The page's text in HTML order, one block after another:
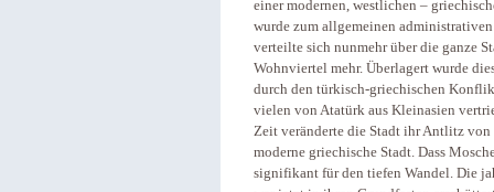
einer modernen, westlichen –
wurde zum allgemeinen
verteilte sich nunmehr über die ganze
Wohnviertel mehr. Überlagert wurde
durch den türkisch-griechischen
vielen von Atatürk aus Kleinasien
Zeit veränderte die Stadt ihr Antlitz
moderne griechische Stadt. Dass
signifikant für den tiefen Wandel. Die